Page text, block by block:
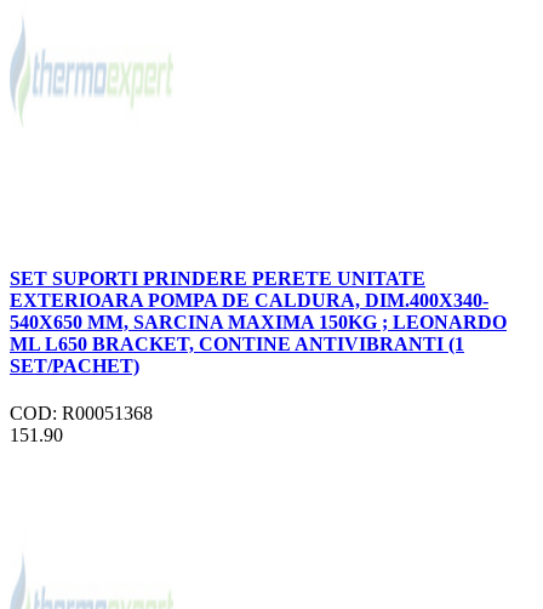
SET SUPORTI PRINDERE PERETE UNITATE
EXTERIOARA POMPA DE CALDURA, DIM.400X340-
540X650 MM, SARCINA MAXIMA 150KG ; LEONARDO
ML L650 BRACKET, CONTINE ANTIVIBRANTI (1
SET/PACHET)
COD: R00051368
151.90